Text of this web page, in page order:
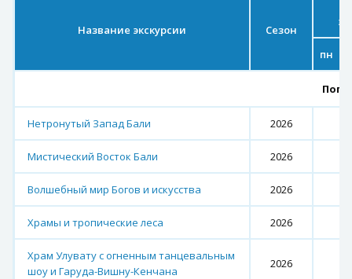
Название экскурсии Сезон
пн
Нетронутый Запад Бали 2026
Мистический Восток Бали 2026
Волшебный мир Богов и искусства 2026
Храмы и тропические леса 2026
Храм Улувату с огненным танцевальным
шоу и Гаруда-Вишну-Кенчана
2026